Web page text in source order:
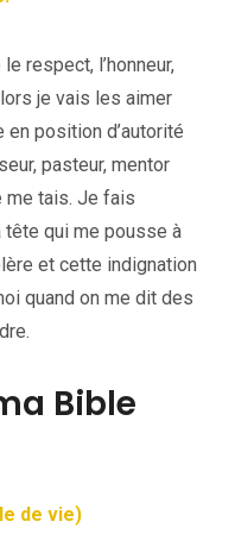
respect, l’honneur,
je vais les aimer
en position d’autorité
pasteur, mentor
me tais. Je fais
tête qui me pousse à
et cette indignation
quand on me dit des
Bible
de vie)